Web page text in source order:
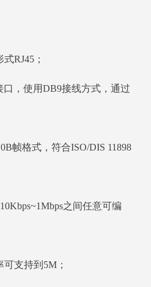
RJ45；
，使用DB9接线方式，通过
帧格式，符合ISO/DIS 11898
之间任意可编
支持到5M；